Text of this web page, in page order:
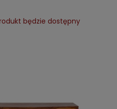
będzie dostępny